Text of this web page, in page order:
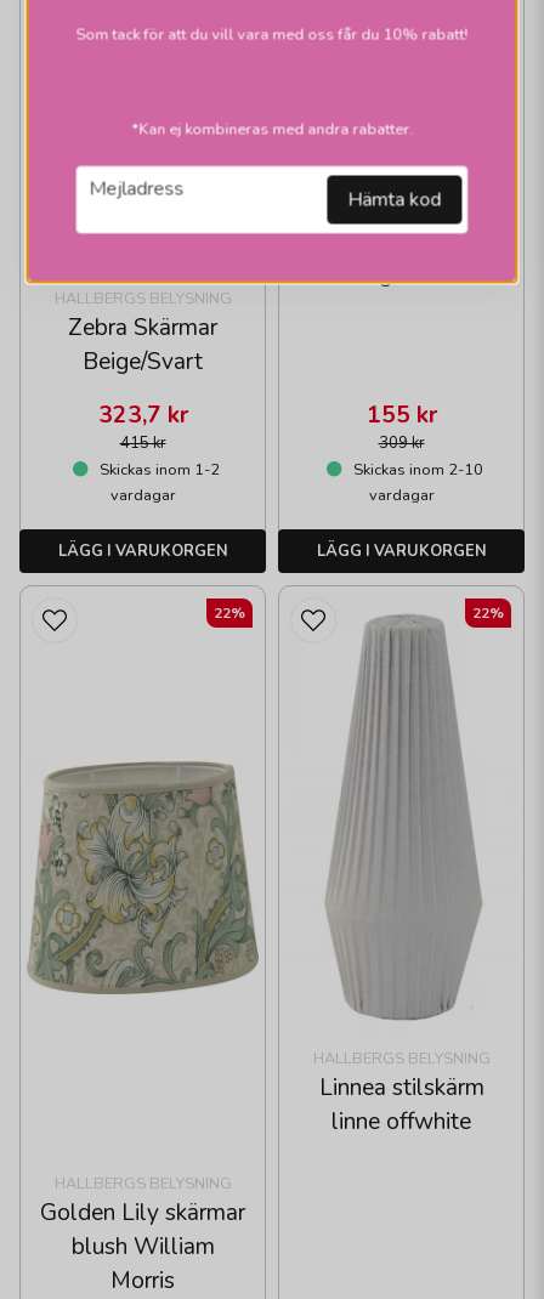
HALLBERGS BELYSNING
Zebra Skärmar
Beige/Svart
415 kr
323,7 kr
Skickas inom 1-2
vardagar
LÄGG I VARUKORGEN
HALLBERGS BELYSNING
Carolin kon skärmar
grön
309 kr
155 kr
Skickas inom 2-10
vardagar
LÄGG I VARUKORGEN
HALLBERGS BELYSNING
Golden Lily skärmar
blush William
Morris
22%
HALLBERGS BELYSNING
Linnea stilskärm
linne offwhite
22%
Som tack för att du vill vara med oss får du 10% rabatt!
*Kan ej kombineras med andra rabatter.
email
Mejladress Hämta kod